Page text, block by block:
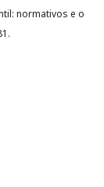
normativos e o